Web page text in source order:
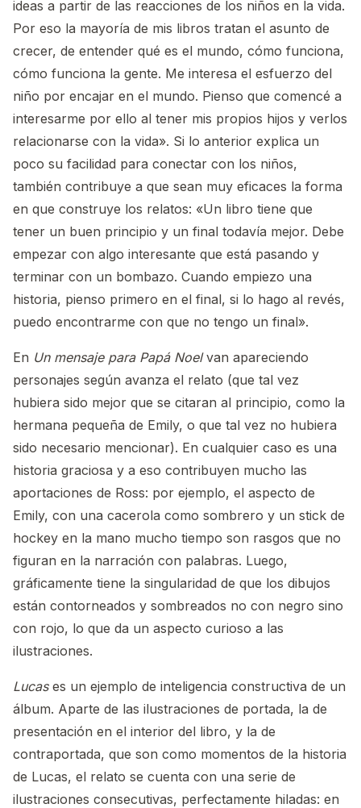
ideas a partir de las reacciones de los niños en la vida.
Por eso la mayoría de mis libros tratan el asunto de
crecer, de entender qué es el mundo, cómo funciona,
cómo funciona la gente. Me interesa el esfuerzo del
niño por encajar en el mundo. Pienso que comencé a
interesarme por ello al tener mis propios hijos y verlos
relacionarse con la vida». Si lo anterior explica un
poco su facilidad para conectar con los niños,
también contribuye a que sean muy eficaces la forma
en que construye los relatos: «Un libro tiene que
tener un buen principio y un final todavía mejor. Debe
empezar con algo interesante que está pasando y
terminar con un bombazo. Cuando empiezo una
historia, pienso primero en el final, si lo hago al revés,
puedo encontrarme con que no tengo un final».
En Un mensaje para Papá Noelvan apareciendo
personajes según avanza el relato (que tal vez
hubiera sido mejor que se citaran al principio, como la
hermana pequeña de Emily, o que tal vez no hubiera
sido necesario mencionar). En cualquier caso es una
historia graciosa y a eso contribuyen mucho las
aportaciones de Ross: por ejemplo, el aspecto de
Emily, con una cacerola como sombrero y un stick de
hockey en la mano mucho tiempo son rasgos que no
figuran en la narración con palabras. Luego,
gráficamente tiene la singularidad de que los dibujos
están contorneados y sombreados no con negro sino
con rojo, lo que da un aspecto curioso a las
ilustraciones.
Lucases un ejemplo de inteligencia constructiva de un
álbum. Aparte de las ilustraciones de portada, la de
presentación en el interior del libro, y la de
contraportada, que son como momentos de la historia
de Lucas, el relato se cuenta con una serie de
ilustraciones consecutivas, perfectamente hiladas: en